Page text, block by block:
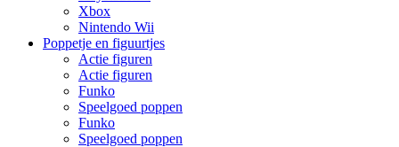
Xbox
Nintendo Wii
Poppetje en figuurtjes
Actie figuren
Actie figuren
Funko
Speelgoed poppen
Funko
Speelgoed poppen